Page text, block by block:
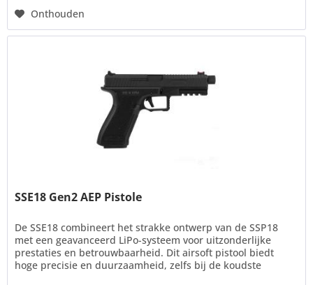
Onthouden
SSE18 Gen2 AEP Pistole
De SSE18 combineert het strakke ontwerp van de SSP18
met een geavanceerd LiPo-systeem voor uitzonderlijke
prestaties en betrouwbaarheid. Dit airsoft pistool biedt
hoge precisie en duurzaamheid, zelfs bij de koudste